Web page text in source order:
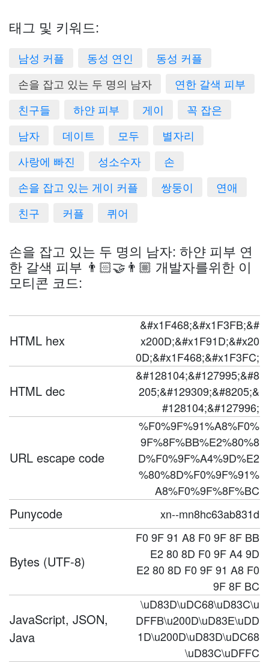
태그 및 키워드:
남성 커플 동성 연인
동성 커플
손을 잡고 있는 두 명의 남자
연한 갈색 피부
친구들
하얀 피부 게이
꼭 잡은
남자
데이트 모두
별자리
사랑에 빠진
성소수자
손
손을 잡고 있는 게이 커플
쌍둥이
연애
친구
커플 퀴어
손을 잡고 있는 두 명의 남자: 하얀 피부 연
한 갈색 피부 👨🏻‍🤝‍👨🏼 개발자를위한 이
모티콘 코드:
HTML hex
&#x1F468;&#x1F3FB;&#
x200D;&#x1F91D;&#x20
0D;&#x1F468;&#x1F3FC;
HTML dec
&#128104;&#127995;&#8
205;&#129309;&#8205;&
#128104;&#127996;
URL escape code
%F0%9F%91%A8%F0%
9F%8F%BB%E2%80%8
D%F0%9F%A4%9D%E2
%80%8D%F0%9F%91%
A8%F0%9F%8F%BC
Punycode xn--mn8hc63ab831d
Bytes (UTF-8)
F0 9F 91 A8 F0 9F 8F BB
E2 80 8D F0 9F A4 9D
E2 80 8D F0 9F 91 A8 F0
9F 8F BC
JavaScript, JSON,
Java
\uD83D\uDC68\uD83C\u
DFFB\u200D\uD83E\uDD
1D\u200D\uD83D\uDC68
\uD83C\uDFFC